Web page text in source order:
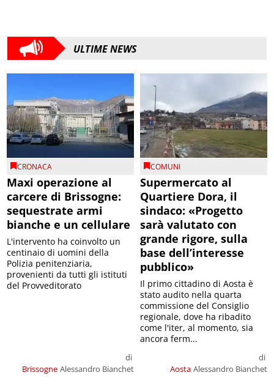
ULTIME NEWS
CRONACA
Maxi operazione al
carcere di Brissogne:
sequestrate armi
bianche e un cellulare
Brissogne
di
Alessandro Bianchet
L'intervento ha coinvolto un
centinaio di uomini della
Polizia penitenziaria,
provenienti da tutti gli istituti
del Provveditorato
COMUNI
Supermercato al
Quartiere Dora, il
sindaco: «Progetto
sarà valutato con
grande rigore, sulla
base dell’interesse
pubblico»
Aosta
di
Alessandro Bianchet
Il primo cittadino di Aosta è
stato audito nella quarta
commissione del Consiglio
regionale, dove ha ribadito
come l'iter, al momento, sia
ancora ferm...